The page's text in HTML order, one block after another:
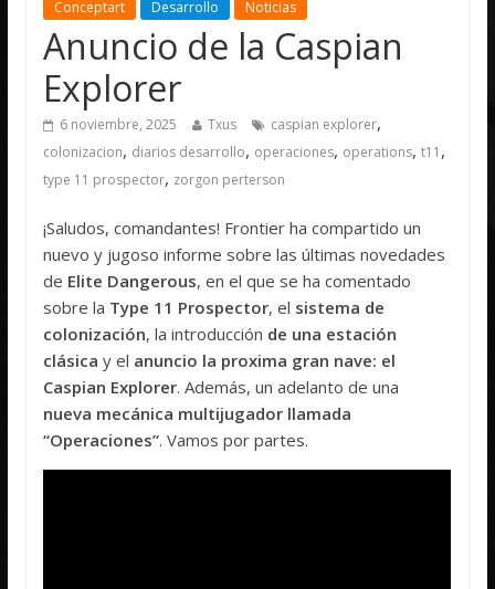
Conceptart Desarrollo Noticias
Anuncio de la Caspian
Explorer
6 noviembre, 2025 Txus caspian explorer,
colonizacion, diarios desarrollo, operaciones, operations,t11 ,
type 11 prospector, zorgon perterson
¡Saludos, comandantes! Frontier ha compartido un
nuevo y jugoso informe sobre las últimas novedades
de Elite Dangerous, en el que se ha comentado
sobre la Type 11 Prospector, el sistema de
colonización, la introducción de una estación
clásica y el anuncio la proxima gran nave: el
Caspian Explorer. Además, un adelanto de una
nueva mecánica multijugador llamada
“Operaciones”. Vamos por partes.